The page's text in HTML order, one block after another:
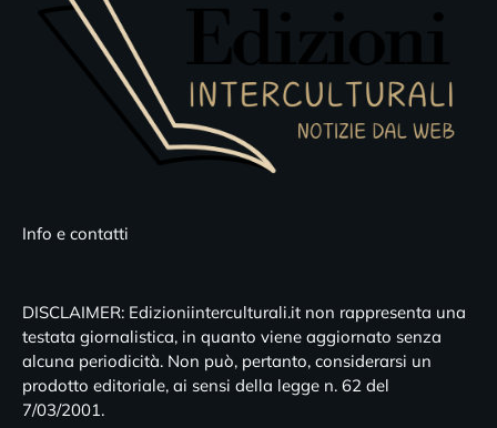
Info e contatti
DISCLAIMER: Edizioniinterculturali.it non rappresenta una
testata giornalistica, in quanto viene aggiornato senza
alcuna periodicità. Non può, pertanto, considerarsi un
prodotto editoriale, ai sensi della legge n. 62 del
7/03/2001.